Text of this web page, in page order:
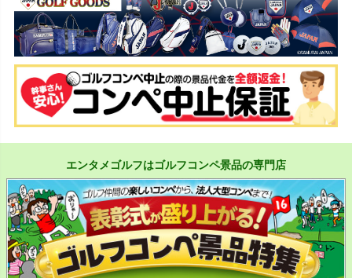
エンタメゴルフはゴルフコンペ景品の専門店